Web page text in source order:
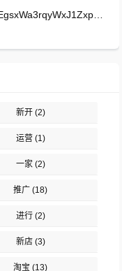
新开(2)
运营 (1)
一家(2)
推广 (18)
进行(2)
新店(3)
淘宝 (13)